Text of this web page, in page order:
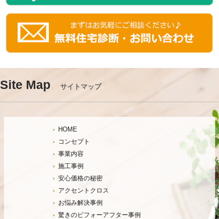
Site Map サイトマップ
HOME
コンセプト
事業内容
施工事例
安心価格の秘密
アクセントクロス
お悩み解決事例
驚きのビフォーアフター事例